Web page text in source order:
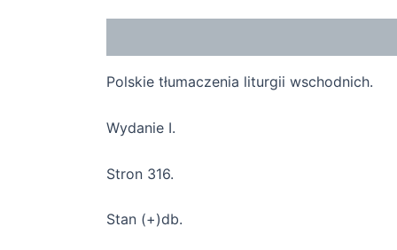
Polskie tłumaczenia liturgii wschodnich.
Wydanie I.
Stron 316.
Stan (+)db.